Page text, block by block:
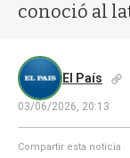
conoció al
El País
03/06/2026, 20:13
Compartir esta noticia